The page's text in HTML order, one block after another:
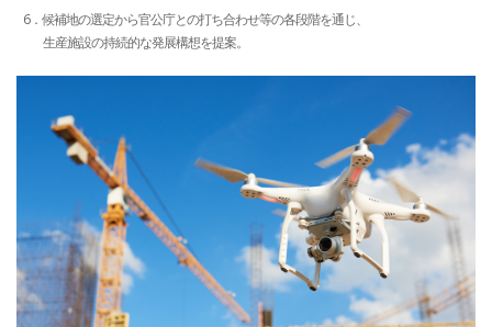
6．候補地の選定から官公庁との打ち合わせ等の各段階を通じ、
生産施設の持続的な発展構想を提案。